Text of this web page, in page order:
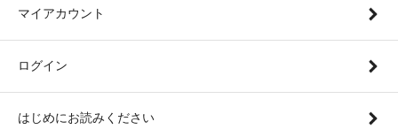
マイアカウント
ログイン
はじめにお読みください